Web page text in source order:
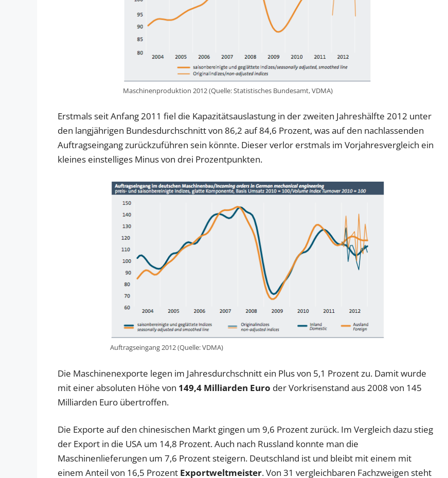
Maschinenproduktion 2012 (Quelle: Statistisches Bundesamt, VDMA)
Erstmals seit Anfang 2011 fiel die Kapazitätsauslastung in der zweiten Jahreshälfte 2012 unter
den langjährigen Bundesdurchschnitt von 86,2 auf 84,6 Prozent, was auf den nachlassenden
Auftragseingang zurückzuführen sein könnte. Dieser verlor erstmals im Vorjahresvergleich ein
kleines einstelliges Minus von drei Prozentpunkten.
Auftragseingang 2012 (Quelle: VDMA)
Die Maschinenexporte legen im Jahresdurchschnitt ein Plus von 5,1 Prozent zu. Damit wurde
mit einer absoluten Höhe von 149,4 Milliarden Euro der Vorkrisenstand aus 2008 von 145
Milliarden Euro übertroffen.
Die Exporte auf den chinesischen Markt gingen um 9,6 Prozent zurück. Im Vergleich dazu stieg
der Export in die USA um 14,8 Prozent. Auch nach Russland konnte man die
Maschinenlieferungen um 7,6 Prozent steigern. Deutschland ist und bleibt mit einem mit
einem Anteil von 16,5 Prozent Exportweltmeister. Von 31 vergleichbaren Fachzweigen steht